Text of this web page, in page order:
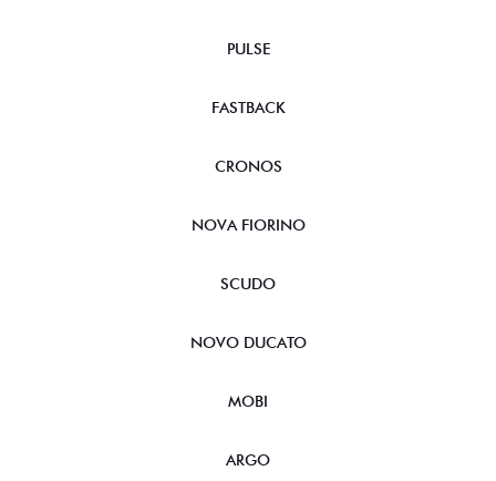
PULSE
FASTBACK
CRONOS
NOVA FIORINO
SCUDO
NOVO DUCATO
MOBI
ARGO